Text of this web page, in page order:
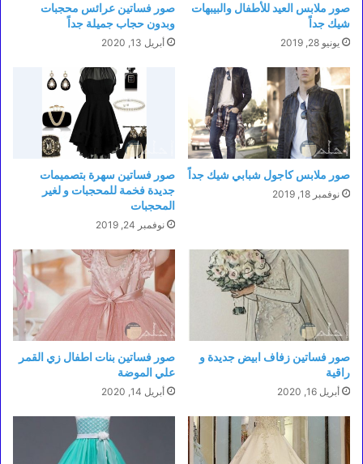
صور ملابس العيد للأطفال والبيبهات
شيك جداً
يونيو 28, 2019
صور فساتين عرائس محجبات
وبدون حجاب جميلة جداً
أبريل 13, 2020
صور ملابس كاجول شبابي شيك جداً
نوفمبر 18, 2019
صور فساتين سهرة بتصميمات
جديدة فخمة للمحجبات و لغير
المحجبات
نوفمبر 24, 2019
صور فساتين زفاف ابيض جديدة و
راقية
أبريل 16, 2020
صور فساتين بنات اطفال زي القمر
علي الموضة
أبريل 14, 2020